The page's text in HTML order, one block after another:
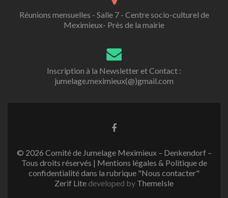
Réunions mensuelles - Salle 7 - Centre socio-culturel de
Meximieux- Près de la mairie
Inscription à la Newsletter et Contact :
jumelage.meximieux(@)gmail.com
Lien
© 2026 Comité de Jumelage Meximieux – Denkendorf –
Tous droits réservés | Mentions légales & Politique de
confidentialité dans la rubrique "Nous contacter"
Zerif Lite developed by ThemeIsle